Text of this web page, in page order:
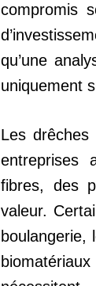
compromis
qu’une
uniquement
Les
entreprises
fibres, des
valeur.